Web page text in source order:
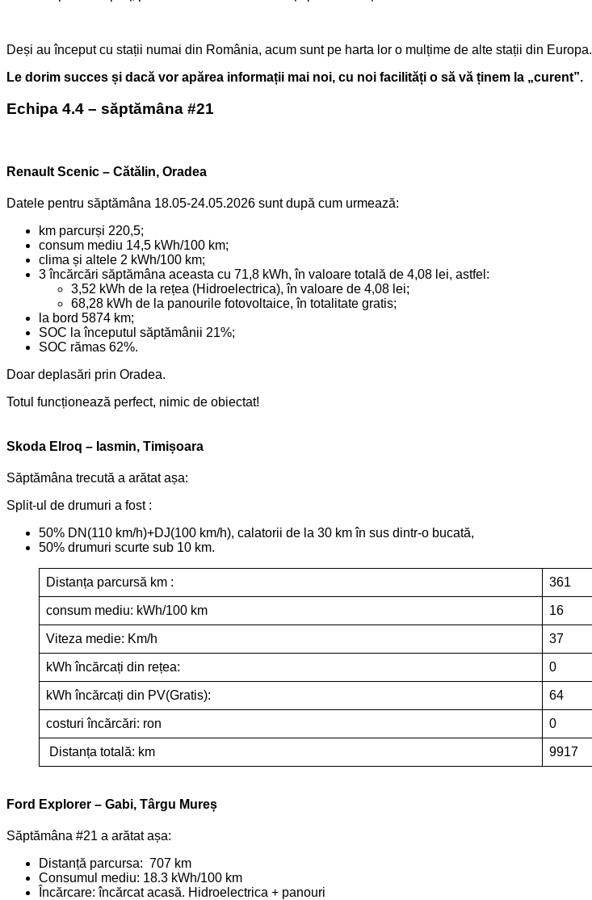
Deși au început cu stații numai din România, acum sunt pe harta lor o mulțime de alte stații din Europa.
Le dorim succes și dacă vor apărea informații mai noi, cu noi facilități o să vă ținem la „curent”.
Echipa 4.4 – săptămâna #21
Renault Scenic – Cătălin, Oradea
Datele pentru săptămâna 18.05-24.05.2026 sunt după cum urmează:
km parcurși 220,5;
consum mediu 14,5 kWh/100 km;
clima și altele 2 kWh/100 km;
3 încărcări săptămâna aceasta cu 71,8 kWh, în valoare totală de 4,08 lei, astfel:
3,52 kWh de la rețea (Hidroelectrica), în valoare de 4,08 lei;
68,28 kWh de la panourile fotovoltaice, în totalitate gratis;
la bord 5874 km;
SOC la începutul săptămânii 21%;
SOC rămas 62%.
Doar deplasări prin Oradea.
Totul funcționează perfect, nimic de obiectat!
Skoda Elroq – Iasmin, Timișoara
Săptămâna trecută a arătat așa:
Split-ul de drumuri a fost :
50% DN(110 km/h)+DJ(100 km/h), calatorii de la 30 km în sus dintr-o bucată,
50% drumuri scurte sub 10 km.
Distanța parcursă km : 361
consum mediu: kWh/100 km 16
Viteza medie: Km/h 37
kWh încărcați din rețea: 0
kWh încărcați din PV(Gratis): 64
costuri încărcări: ron 0
Distanța totală: km 9917
Ford Explorer – Gabi, Târgu Mureș
Săptămâna #21 a arătat așa:
Distanță parcursa: 707 km
Consumul mediu: 18.3 kWh/100 km
Încărcare: încărcat acasă. Hidroelectrica + panouri